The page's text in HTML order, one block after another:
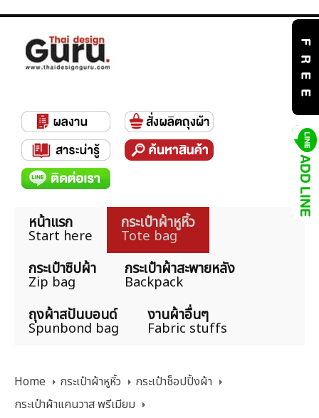
หน้าแรก
Start here
กระเป๋าผ้าหูหิ้ว
Tote bag
กระเป๋าซิปผ้า
Zip bag
กระเป๋าผ้าสะพายหลัง
Backpack
ถุงผ้าสปันบอนด์
Spunbond bag
งานผ้าอื่นๆ
Fabric stuffs
Home กระเป๋าผ้าหูหิ้ว
กระเป๋าช็อปปิ้งผ้า
กระเป๋าผ้าแคนวาส พรีเมียม